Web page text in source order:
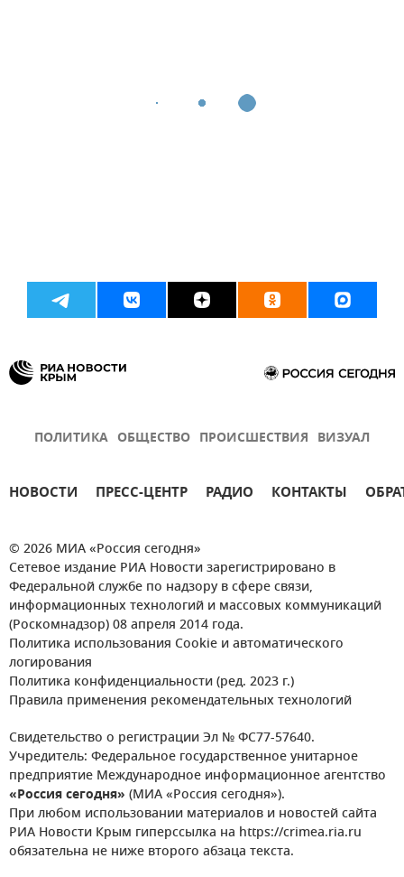
ПОЛИТИКА ОБЩЕСТВО ПРОИСШЕСТВИЯ ВИЗУАЛ
НОВОСТИ ПРЕСС-ЦЕНТР РАДИО КОНТАКТЫ
© 2026 МИА «Россия сегодня»
Сетевое издание РИА Новости зарегистрировано в
Федеральной службе по надзору в сфере связи,
информационных технологий и массовых коммуникаций
(Роскомнадзор) 08 апреля 2014 года.
Политика использования Cookie и автоматического
логирования
Политика конфиденциальности (ред. 2023 г.)
Правила применения рекомендательных технологий
Свидетельство о регистрации Эл № ФС77-57640.
Учредитель: Федеральное государственное унитарное
предприятие Международное информационное агентство
«Россия сегодня» (МИА «Россия сегодня»).
При любом использовании материалов и новостей сайта
РИА Новости Крым гиперссылка на https://crimea.ria.ru
обязательна не ниже второго абзаца текста.